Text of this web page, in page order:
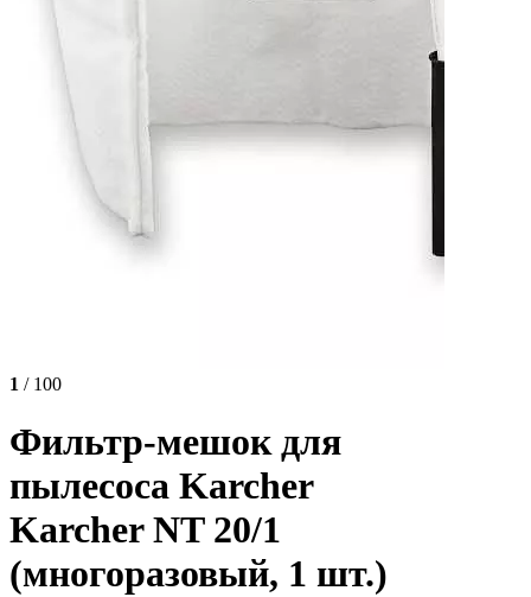
1 / 100
Фильтр-мешок для
пылесоса Karcher
Karcher NT 20/1
(многоразовый, 1 шт.)